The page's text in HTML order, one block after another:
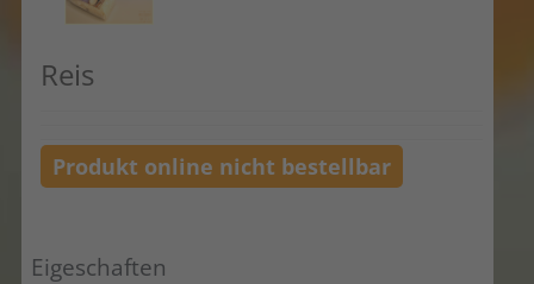
Reis
Produkt online nicht bestellbar
Eigeschaften